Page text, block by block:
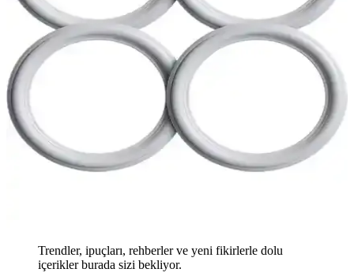
Trendler, ipuçları, rehberler ve yeni fikirlerle dolu
içerikler burada sizi bekliyor.